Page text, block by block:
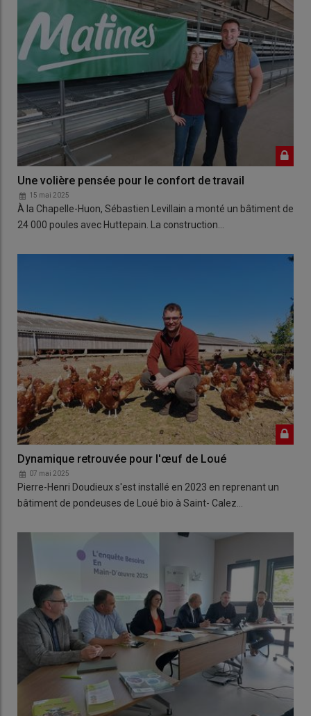
Une volière pensée pour le confort de travail
15 mai 2025
À la Chapelle-Huon, Sébastien Levillain a monté un bâtiment de
24 000 poules avec Huttepain. La construction…
Dynamique retrouvée pour l'œuf de Loué
07 mai 2025
Pierre-Henri Doudieux s'est installé en 2023 en reprenant un
bâtiment de pondeuses de Loué bio à Saint- Calez…